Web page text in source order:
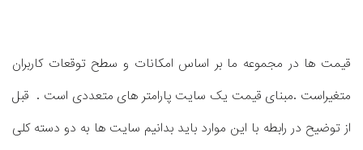
قیمت ها در مجموعه ما بر اساس امکانات و سطح توقعات کاربران
متغیراست .مبنای قیمت یک سایت پارامتر های متعددی است . قبل
از توضیح در رابطه با این موارد باید بدانیم سایت ها به دو دسته کلی